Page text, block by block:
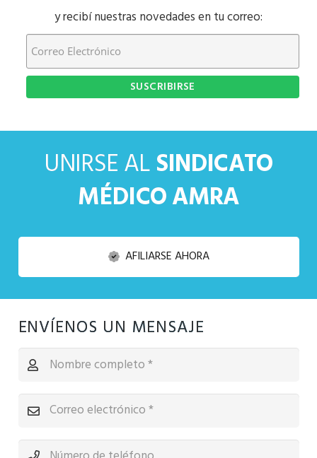
y recibí nuestras novedades en tu correo:
UNIRSE ALSINDICATO
MÉDICO AMRA
AFILIARSE AHORA
ENVÍENOS UN MENSAJE